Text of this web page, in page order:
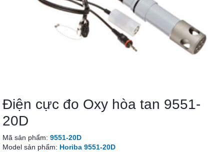
Điện cực đo Oxy hòa tan 9551-
20D
Mã sản phẩm: 9551-20D
Model sản phẩm: Horiba 9551-20D